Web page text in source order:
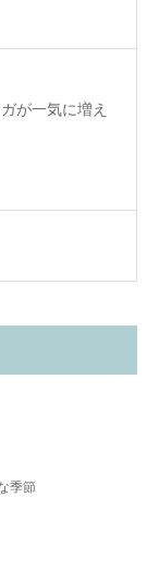
が一気に増え
季節